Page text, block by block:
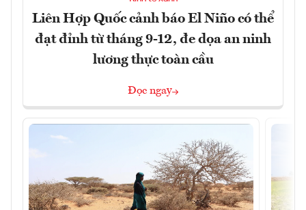
Liên Hợp Quốc cảnh báo El Niño có thể
đạt đỉnh từ tháng 9-12, đe dọa an ninh
lương thực toàn cầu
Đọc ngay